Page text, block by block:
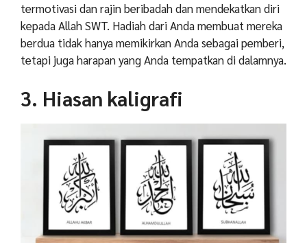
termotivasi dan rajin beribadah dan mendekatkan diri
kepada Allah SWT. Hadiah dari Anda membuat mereka
berdua tidak hanya memikirkan Anda sebagai pemberi,
tetapi juga harapan yang Anda tempatkan di dalamnya.
3. Hiasan kaligrafi